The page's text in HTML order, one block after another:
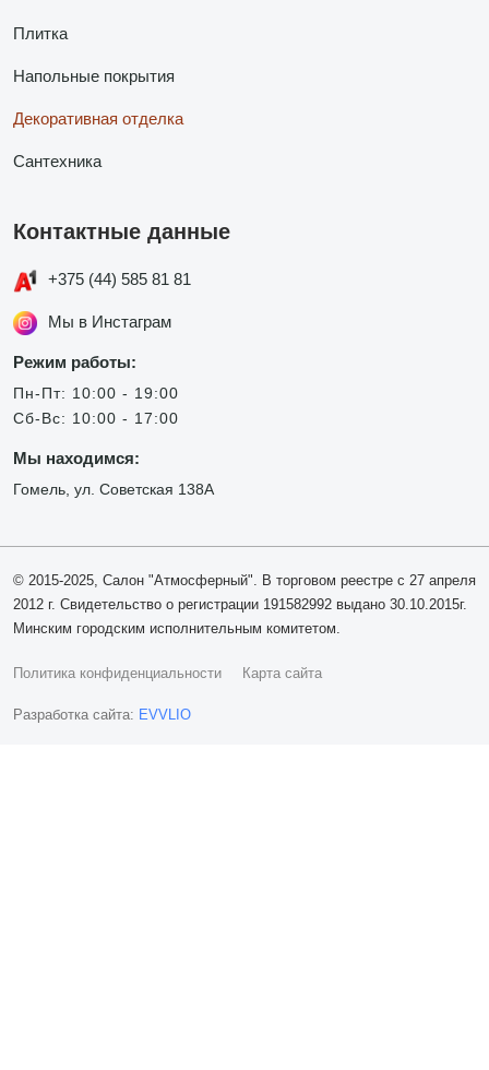
Плитка
Напольные покрытия
Декоративная отделка
Сантехника
Контактные данные
+375 (44) 585 81 81
Мы в Инстаграм
Режим работы:
Пн-Пт: 10:00 - 19:00
Сб-Вс: 10:00 - 17:00
Мы находимся:
Гомель, ул. Советская 138А
© 2015-2025, Салон "Атмосферный". В торговом реестре с 27 апреля
2012 г. Свидетельство о регистрации 191582992 выдано 30.10.2015г.
Минским городским исполнительным комитетом.
Политика конфиденциальности Карта сайта
Разработка сайта: EVVLIO